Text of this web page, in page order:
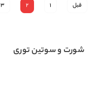
قبل 1
2
3
شورت و سوتین توری